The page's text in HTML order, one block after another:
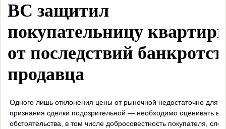
ВС защитил
покупательницу
от последствий
продавца
Одного лишь отклонения цены от рыночной недостаточно для
признания сделки подозрительной — необходимо оценивать
обстоятельства, в том числе добросовестность покупателя,